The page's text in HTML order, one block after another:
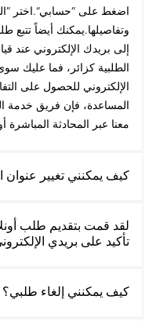
اضغط على ”حسابي“.اختر
وتفاصيلها.يمكنك أيضاً تتبع
إلى بريدك الإلكتروني عند
الطلبية كزائر، فما عليك
الإلكتروني للحصول على
المساعدة، فإن فريق خدمة
معنا عبر المحادثة المباشرة أو
كيف يمكنني تغيير
لقد قمت بتقديم طلب
تأكيد على بريدي
كيف يمكنني إلغاء طلبي؟